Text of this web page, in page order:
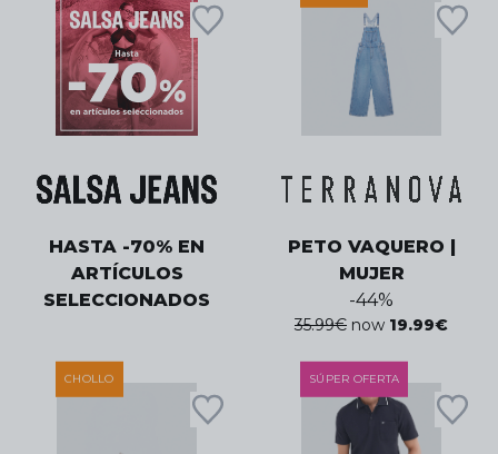
HASTA -70% EN
ARTÍCULOS
SELECCIONADOS
PETO VAQUERO |
MUJER
-44%
35.99€ now 19.99€
CHOLLO SÚPER OFERTA